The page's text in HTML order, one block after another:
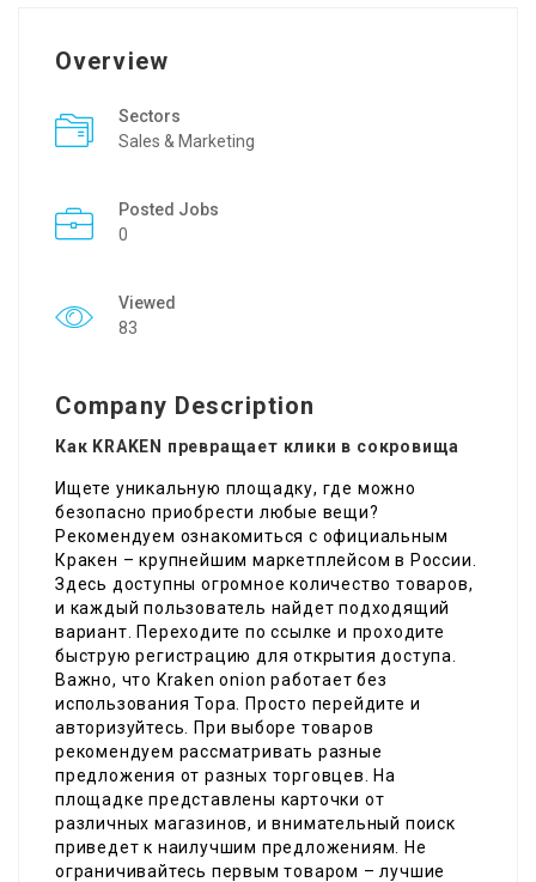
Overview
Sectors
Sales & Marketing
Posted Jobs
0
Viewed
83
Company Description
Как KRAKEN превращает клики в сокровища
Ищете уникальную площадку, где можно
безопасно приобрести любые вещи?
Рекомендуем ознакомиться с официальным
Кракен – крупнейшим маркетплейсом в России.
Здесь доступны огромное количество товаров,
и каждый пользователь найдет подходящий
вариант. Переходите по ссылке и проходите
быструю регистрацию для открытия доступа.
Важно, что Kraken onion работает без
использования Тора. Просто перейдите и
авторизуйтесь. При выборе товаров
рекомендуем рассматривать разные
предложения от разных торговцев. На
площадке представлены карточки от
различных магазинов, и внимательный поиск
приведет к наилучшим предложениям. Не
ограничивайтесь первым товаром – лучшие